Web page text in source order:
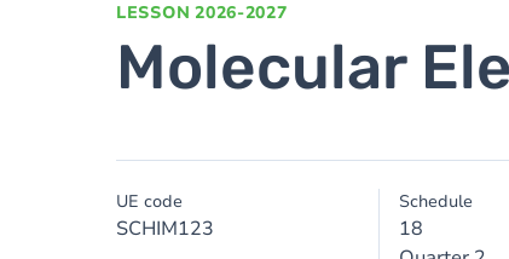
LESSON 2026-2027
Molecular
UE code
SCHIM123
Schedule
18